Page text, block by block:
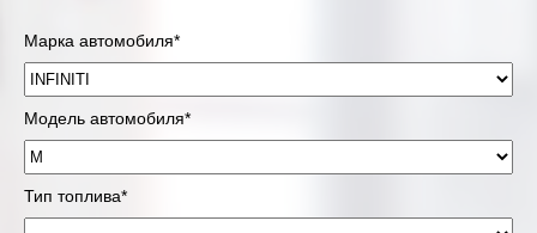
Марка автомобиля*
Модель автомобиля*
Тип топлива*